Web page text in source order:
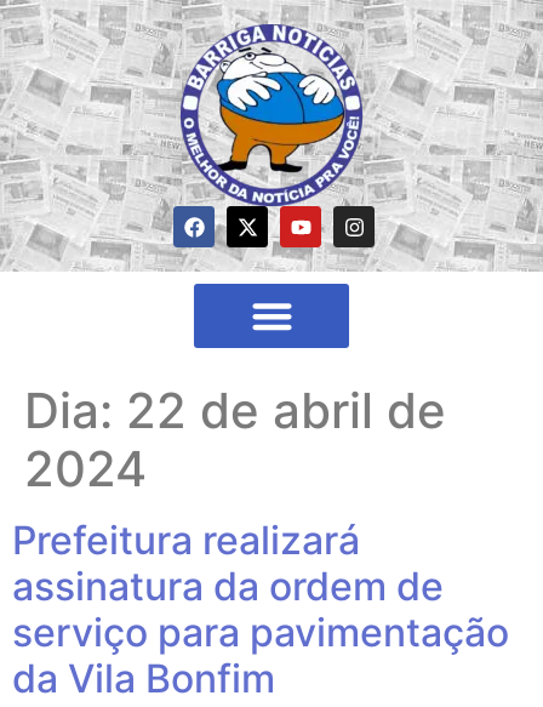
Dia: 22 de abril de
2024
Prefeitura realizará
assinatura da ordem de
serviço para pavimentação
da Vila Bonfim